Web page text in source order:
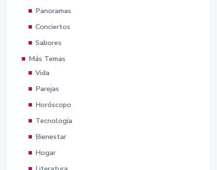
Panoramas
Conciertos
Sabores
Más Temas
Vida
Parejas
Horóscopo
Tecnología
Bienestar
Hogar